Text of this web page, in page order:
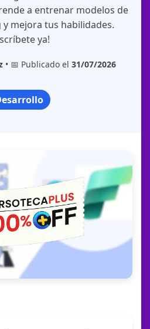
a entrenar modelos de
mejora tus habilidades.
ya!
• 📅 Publicado el 31/07/2026